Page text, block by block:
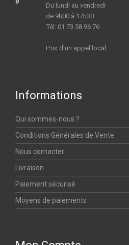
Du lundi au vendredi
de 9h00 à 17h30
Tél: 01 73 58 96 76
Prix d'un appel local
Informations
Qui sommes-nous ?
Conditions Générales de Vente
Nous contacter
Livraison
Paiement sécurisé
Moyens de paiements